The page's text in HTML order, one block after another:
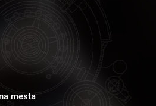
mesta